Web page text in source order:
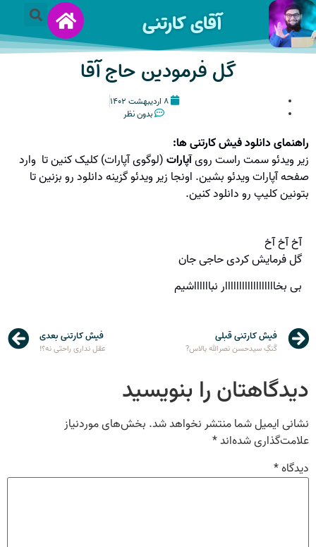
آقای کارتنی
گل فرمودین حاج آقا
۸ اردیبهشت ۱۴۰۲
بدون نظر
راهنمای دانلود فیش کارتنی ها:
زیر ویدئو سمت راست رویآپارات(لوگوی آپارات) کلیک کنین تا وارد
صفحه آپارات ویدئو بشین. اونجا زیر ویدئو گزینه دانلود رو بزنین تا
بتونین کلیپ رو دانلود کنین.
آخ آخ آخ
گل فرمایش کردی حاجی جان
بی بخاااااااااااااااااار نبااااااشیم
فیش کارتنی قبلی
گَنگِ سیدحسن نصرالله بالاس?
فیش کارتنی بعدی
عقل نداری راحتی نه؟!
دیدگاهتان را بنویسید
نشانی ایمیل شما منتشر نخواهد شد. بخش‌های موردنیاز
علامت‌گذاری شده‌اند*
دیدگاه*